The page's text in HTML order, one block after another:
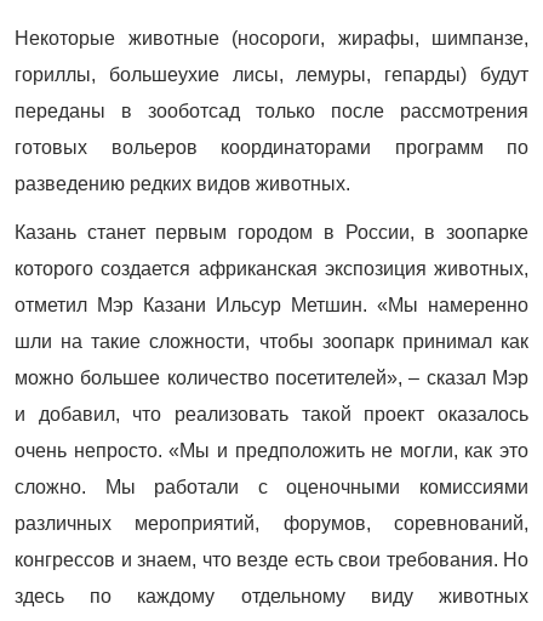
Некоторые животные (носороги, жирафы, шимпанзе,
гориллы, большеухие лисы, лемуры, гепарды) будут
переданы в зооботсад только после рассмотрения
готовых вольеров координаторами программ по
разведению редких видов животных.
Казань станет первым городом в России, в зоопарке
которого создается африканская экспозиция животных,
отметил Мэр Казани Ильсур Метшин. «Мы намеренно
шли на такие сложности, чтобы зоопарк принимал как
можно большее количество посетителей», – сказал Мэр
и добавил, что реализовать такой проект оказалось
очень непросто. «Мы и предположить не могли, как это
сложно. Мы работали с оценочными комиссиями
различных мероприятий, форумов, соревнований,
конгрессов и знаем, что везде есть свои требования. Но
здесь по каждому отдельному виду животных